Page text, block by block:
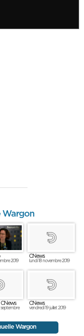
Wargon
2019
CNews
lundi 18 novembre 2019
CNews CNews
vendredi 19 juillet 2019
Wargon